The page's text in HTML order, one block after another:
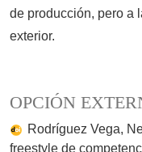
OPCIÓN
Rodríguez Vega,
freestyle de
de producción, pero a
exterior.